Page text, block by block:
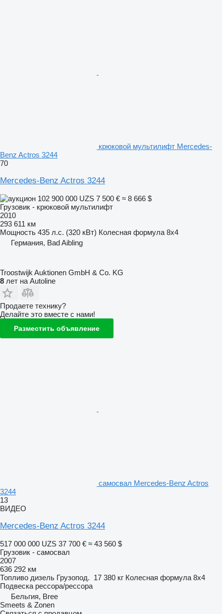
крюковой мультилифт Mercedes-
Benz Actros 3244
70
Mercedes-Benz Actros 3244
102 900 000 UZS 7 500 € ≈ 8 666 $
Грузовик - крюковой мультилифт
2010
293 611 км
Мощность 435 л.с. (320 кВт) Колесная формула 8x4
Германия, Bad Aibling
Troostwijk Auktionen GmbH & Co. KG
8 лет на Autoline
Продаете технику?
Делайте это вместе с нами!
Разместить объявление
самосвал Mercedes-Benz Actros
3244
13
ВИДЕО
Mercedes-Benz Actros 3244
517 000 000 UZS 37 700 € ≈ 43 560 $
Грузовик - самосвал
2007
636 292 км
Топливо дизель Грузопод. 17 380 кг Колесная формула 8x4
Подвеска рессора/рессора
Бельгия, Bree
Smeets & Zonen